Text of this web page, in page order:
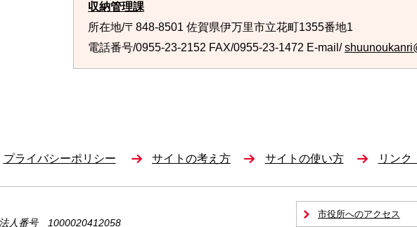
収納管理課
所在地/〒848-8501 佐賀県伊万里市立花町1355番地1
電話番号/0955-23-2152 FAX/0955-23-1472 E-mail/
プライバシーポリシー サイトの考え方 サイトの使い方 リンク
法人番号 1000020412058
市役所へのアクセス